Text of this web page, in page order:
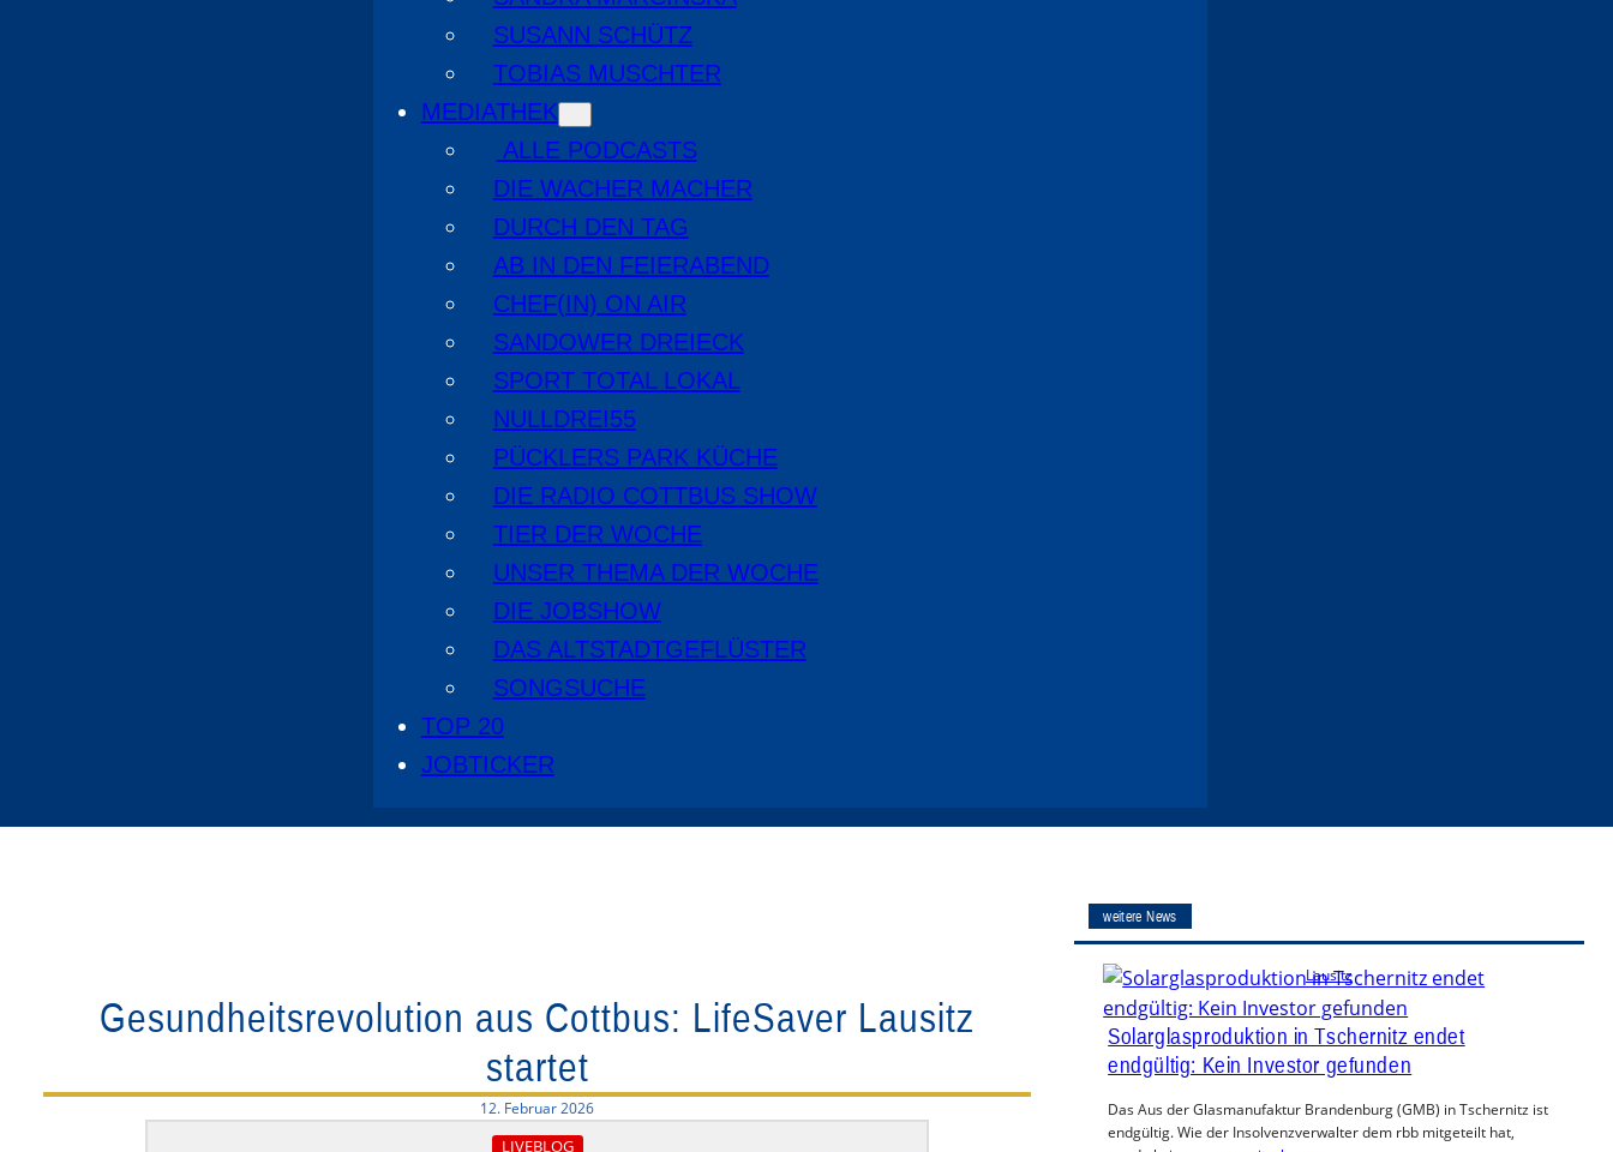
SUSANN SCHÜTZ
TOBIAS MUSCHTER
MEDIATHEK
ALLE PODCASTS
DIE WACHER MACHER
DURCH DEN TAG
AB IN DEN FEIERABEND
CHEF(IN) ON AIR
SANDOWER DREIECK
SPORT TOTAL LOKAL
NULLDREI55
PÜCKLERS PARK KÜCHE
DIE RADIO COTTBUS SHOW
TIER DER WOCHE
UNSER THEMA DER WOCHE
DIE JOBSHOW
DAS ALTSTADTGEFLÜSTER
SONGSUCHE
TOP 20
JOBTICKER
Gesundheitsrevolution aus Cottbus: LifeSaver Lausitz
startet
12. Februar 2026
LIVEBLOG
weitere News
Lausitz
Solarglasproduktion in Tschernitz endet
endgültig: Kein Investor gefunden
Das Aus der Glasmanufaktur Brandenburg (GMB) in Tschernitz ist
endgültig. Wie der Insolvenzverwalter dem rbb mitgeteilt hat,